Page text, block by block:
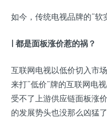
如今，传统电视品牌的“软
| 都是面板涨价惹的祸？
互联网电视以低价切入市
来打“低价”牌的互联网电
受不了上游供应链面板涨
的发展势头也没那么凶猛